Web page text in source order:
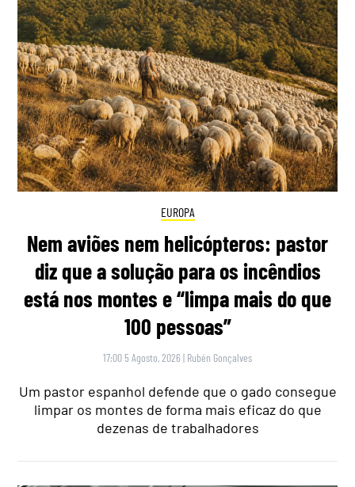
EUROPA
Nem aviões nem helicópteros: pastor
diz que a solução para os incêndios
está nos montes e “limpa mais do que
100 pessoas”
17:00 5 Agosto, 2026 | Rubén Gonçalves
Um pastor espanhol defende que o gado consegue
limpar os montes de forma mais eficaz do que
dezenas de trabalhadores